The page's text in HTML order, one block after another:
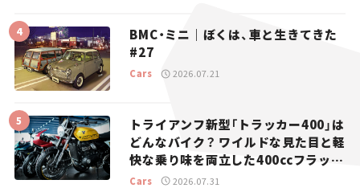
BMC・ミニ｜ぼくは、車と生きてきた
#27
Cars 2026.07.21
トライアンフ新型「トラッカー400」は
どんなバイク？ ワイルドな見た目と軽
快な乗り味を両立した400ccフラット
トラッカー【試乗レビュー】
Cars 2026.07.31